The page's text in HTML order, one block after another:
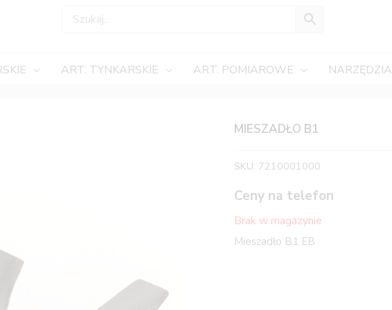
ART. TYNKARSKIE ART. POMIAROWE NARZĘDZIA
MIESZADŁO B1
SKU: 7210001000
Ceny na telefon
Brak w magazynie
Mieszadło B1 EB